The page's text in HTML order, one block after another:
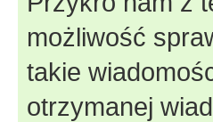
możliwość
takie
otrzymanej